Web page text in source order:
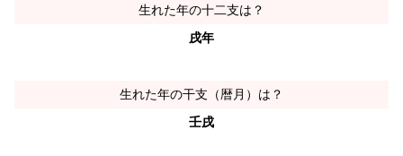
生れた年の十二支は？
戌年
生れた年の干支（暦月）は？
壬戌